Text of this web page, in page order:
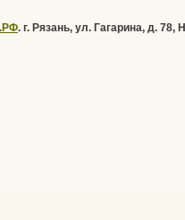
. г. Рязань, ул. Гагарина, д. 78, Н